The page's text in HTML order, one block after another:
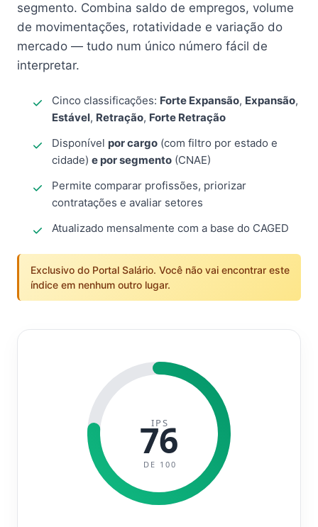
segmento. Combina saldo de empregos, volume
de movimentações, rotatividade e variação do
mercado — tudo num único número fácil de
interpretar.
Cinco classificações: Forte Expansão, Expansão,
Estável, Retração, Forte Retração
Disponível por cargo (com filtro por estado e
cidade) e por segmento (CNAE)
Permite comparar profissões, priorizar
contratações e avaliar setores
Atualizado mensalmente com a base do CAGED
Exclusivo do Portal Salário. Você não vai encontrar este
índice em nenhum outro lugar.
IPS
76
DE 100